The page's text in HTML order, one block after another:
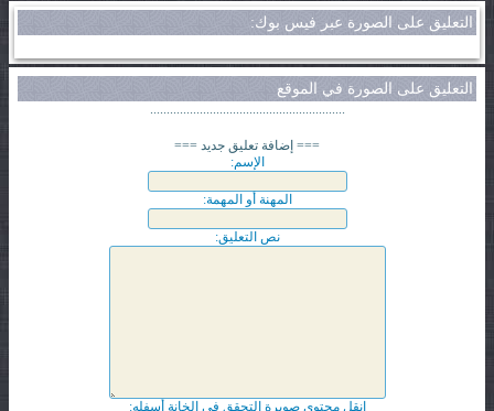
التعليق على الصورة عبر فيس بوك:
التعليق على الصورة في الموقع
=== إضافة تعليق جديد ===
الإسم:
المهنة أو المهمة:
نص التعليق:
انقل محتوى صويرة التحقق في الخانة أسفله: